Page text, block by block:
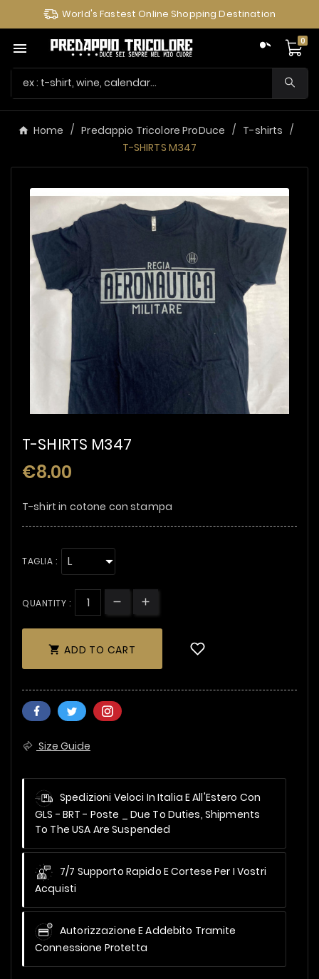
World's Fastest Online Shopping Destination
 0
Home Predappio Tricolore ProDuce
T-shirts
T-SHIRTS M347
T-SHIRTS M347
€8.00
T-shirt in cotone con stampa
TAGLIA :
QUANTITY :
 ADD TO CART
Size Guide
Spedizioni Veloci In Italia E All'Estero Con
GLS - BRT - Poste _ Due To Duties, Shipments
To The USA Are Suspended
7/7 Supporto Rapido E Cortese Per I Vostri
Acquisti
Autorizzazione E Addebito Tramite
Connessione Protetta